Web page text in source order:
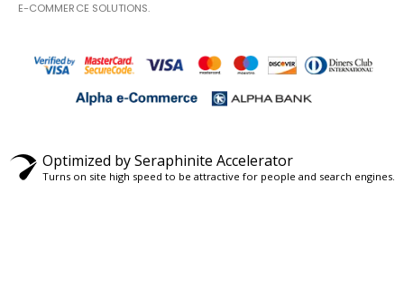
E-COMMERCE SOLUTIONS.
Optimized by Seraphinite Accelerator
Turns on site high speed to be attractive for people and search engines.